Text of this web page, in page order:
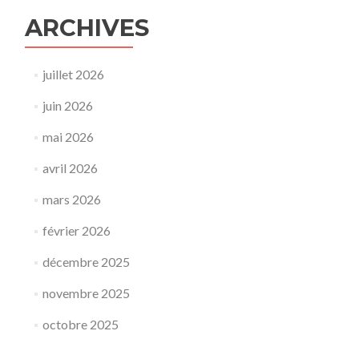
ARCHIVES
juillet 2026
juin 2026
mai 2026
avril 2026
mars 2026
février 2026
décembre 2025
novembre 2025
octobre 2025